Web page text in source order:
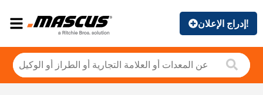
إدراج الإعلان!